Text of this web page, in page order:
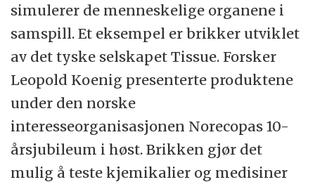
simulerer de menneskelige organene i
samspill. Et eksempel er brikker utviklet
av det tyske selskapet Tissue. Forsker
Leopold Koenig presenterte produktene
under den norske
interesseorganisasjonen Norecopas 10-
årsjubileum i høst. Brikken gjør det
mulig å teste kjemikalier og medisiner